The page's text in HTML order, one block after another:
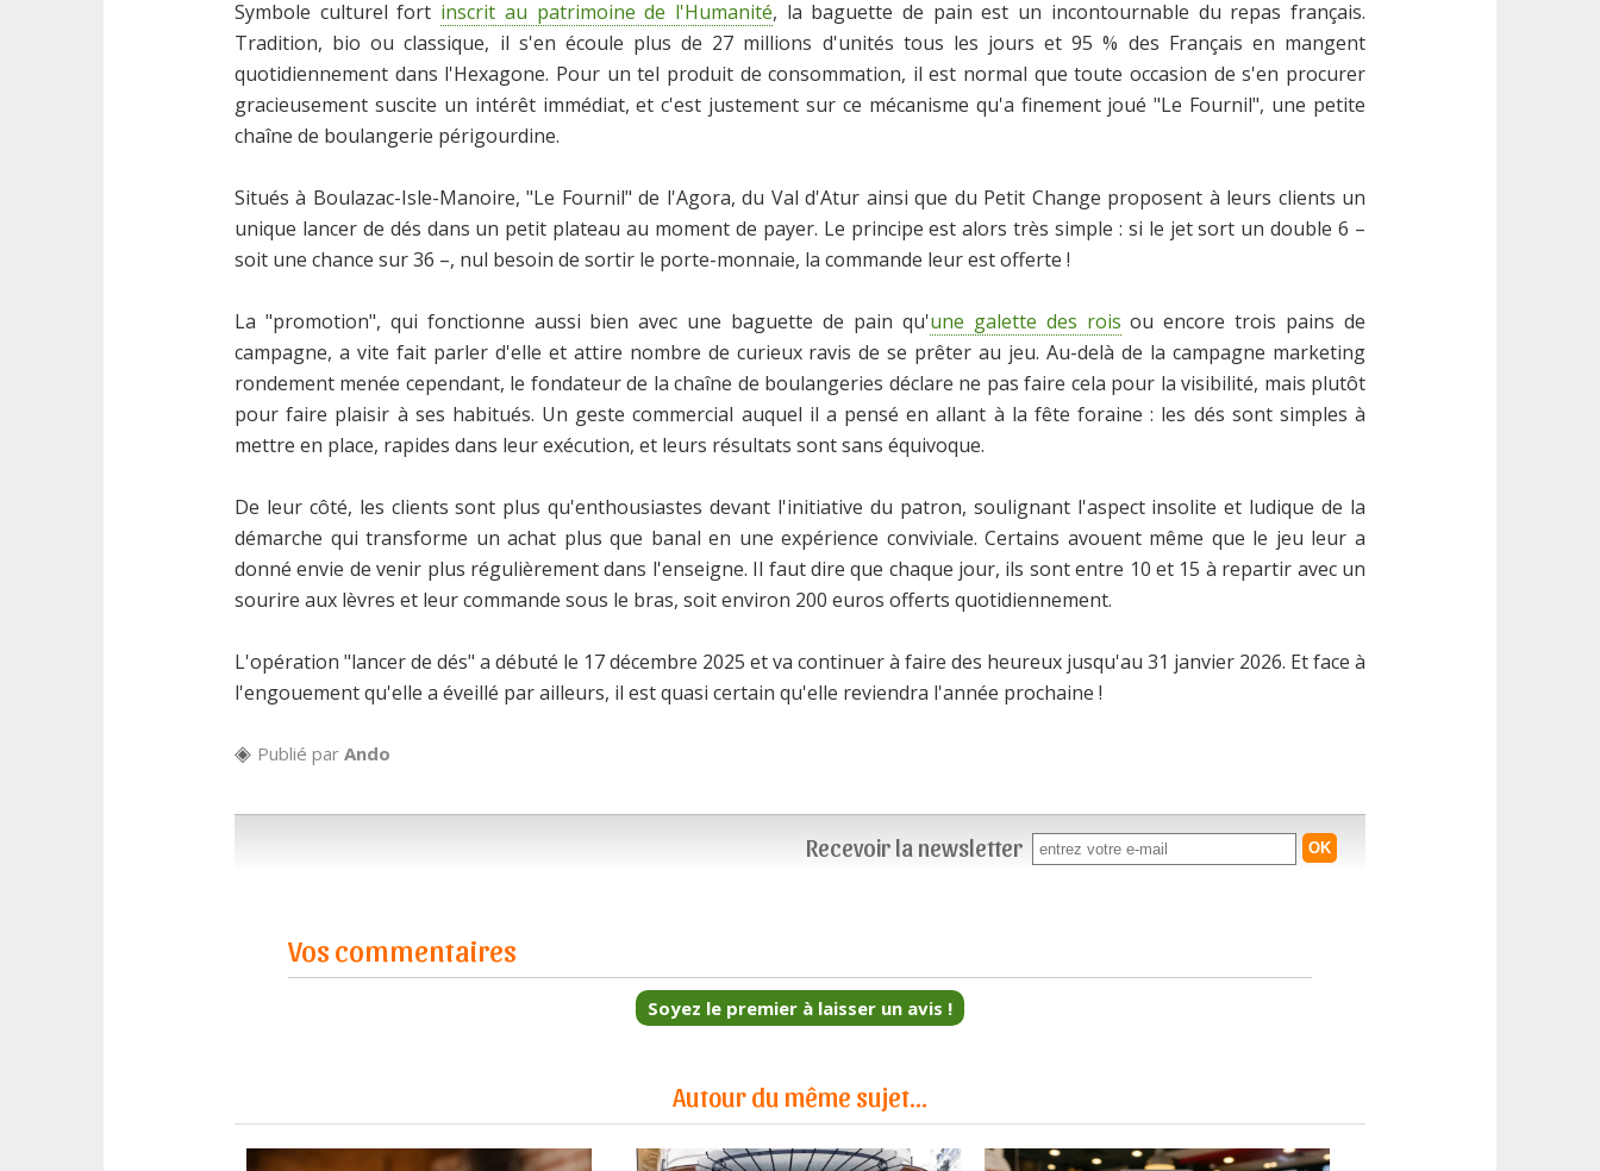
Symbole culturel fort inscrit au patrimoine de l'Humanité, la baguette de pain est un incontournable du repas français.
Tradition, bio ou classique, il s'en écoule plus de 27 millions d'unités tous les jours et 95 % des Français en mangent
quotidiennement dans l'Hexagone. Pour un tel produit de consommation, il est normal que toute occasion de s'en procurer
gracieusement suscite un intérêt immédiat, et c'est justement sur ce mécanisme qu'a finement joué "Le Fournil", une petite
chaîne de boulangerie périgourdine.
Situés à Boulazac-Isle-Manoire, "Le Fournil" de l'Agora, du Val d'Atur ainsi que du Petit Change proposent à leurs clients un
unique lancer de dés dans un petit plateau au moment de payer. Le principe est alors très simple : si le jet sort un double 6 –
soit une chance sur 36 –, nul besoin de sortir le porte-monnaie, la commande leur est offerte !
La "promotion", qui fonctionne aussi bien avec une baguette de pain qu'une galette des rois ou encore trois pains de
campagne, a vite fait parler d'elle et attire nombre de curieux ravis de se prêter au jeu. Au-delà de la campagne marketing
rondement menée cependant, le fondateur de la chaîne de boulangeries déclare ne pas faire cela pour la visibilité, mais plutôt
pour faire plaisir à ses habitués. Un geste commercial auquel il a pensé en allant à la fête foraine : les dés sont simples à
mettre en place, rapides dans leur exécution, et leurs résultats sont sans équivoque.
De leur côté, les clients sont plus qu'enthousiastes devant l'initiative du patron, soulignant l'aspect insolite et ludique de la
démarche qui transforme un achat plus que banal en une expérience conviviale. Certains avouent même que le jeu leur a
donné envie de venir plus régulièrement dans l'enseigne. Il faut dire que chaque jour, ils sont entre 10 et 15 à repartir avec un
sourire aux lèvres et leur commande sous le bras, soit environ 200 euros offerts quotidiennement.
L'opération "lancer de dés" a débuté le 17 décembre 2025 et va continuer à faire des heureux jusqu'au 31 janvier 2026. Et face à
l'engouement qu'elle a éveillé par ailleurs, il est quasi certain qu'elle reviendra l'année prochaine !
Publié par Ando
Recevoir la newsletter
Vos commentaires
Soyez le premier à laisser un avis !
Autour du même sujet...